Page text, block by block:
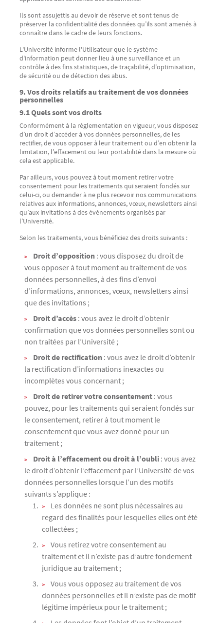
Ils sont assujettis au devoir de réserve et sont tenus de
préserver la confidentialité des données qu’ils sont amenés à
connaître dans le cadre de leurs fonctions.
L'Université informe l'Utilisateur que le système
d'information peut donner lieu à une surveillance et un
contrôle à des fins statistiques, de traçabilité, d'optimisation,
de sécurité ou de détection des abus.
9. Vos droits relatifs au traitement de vos données
personnelles
9.1 Quels sont vos droits
Conformément à la réglementation en vigueur, vous disposez
d’un droit d’accéder à vos données personnelles, de les
rectifier, de vous opposer à leur traitement ou d’en obtenir la
limitation, l’effacement ou leur portabilité dans la mesure où
cela est applicable.
Par ailleurs, vous pouvez à tout moment retirer votre
consentement pour les traitements qui seraient fondés sur
celui-ci, ou demander à ne plus recevoir nos communications
relatives aux informations, annonces, vœux, newsletters ainsi
qu’aux invitations à des événements organisés par
l’Université.
Selon les traitements, vous bénéficiez des droits suivants :
Droit d’opposition : vous disposez du droit de
vous opposer à tout moment au traitement de vos
données personnelles, à des fins d’envoi
d’informations, annonces, vœux, newsletters ainsi
que des invitations ;
Droit d’accès : vous avez le droit d’obtenir
confirmation que vos données personnelles sont ou
non traitées par l’Université ;
Droit de rectification : vous avez le droit d’obtenir
la rectification d’informations inexactes ou
incomplètes vous concernant ;
Droit de retirer votre consentement : vous
pouvez, pour les traitements qui seraient fondés sur
le consentement, retirer à tout moment le
consentement que vous avez donné pour un
traitement ;
Droit à l’effacement ou droit à l’oubli : vous avez
le droit d’obtenir l’effacement par l’Université de vos
données personnelles lorsque l’un des motifs
suivants s’applique :
Les données ne sont plus nécessaires au
regard des finalités pour lesquelles elles ont été
collectées ;
Vous retirez votre consentement au
traitement et il n’existe pas d’autre fondement
juridique au traitement ;
Vous vous opposez au traitement de vos
données personnelles et il n’existe pas de motif
légitime impérieux pour le traitement ;